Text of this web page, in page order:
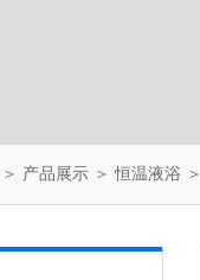
＞ 产品展示 ＞恒温液浴 ＞